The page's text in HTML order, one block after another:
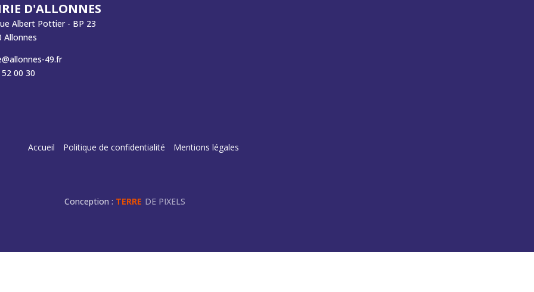
D'ALLONNES
Albert Pottier - BP 23
Allonnes
49.fr
00 30
Accueil Politique de confidentialité Mentions légales
Conception : TERRE DE PIXELS